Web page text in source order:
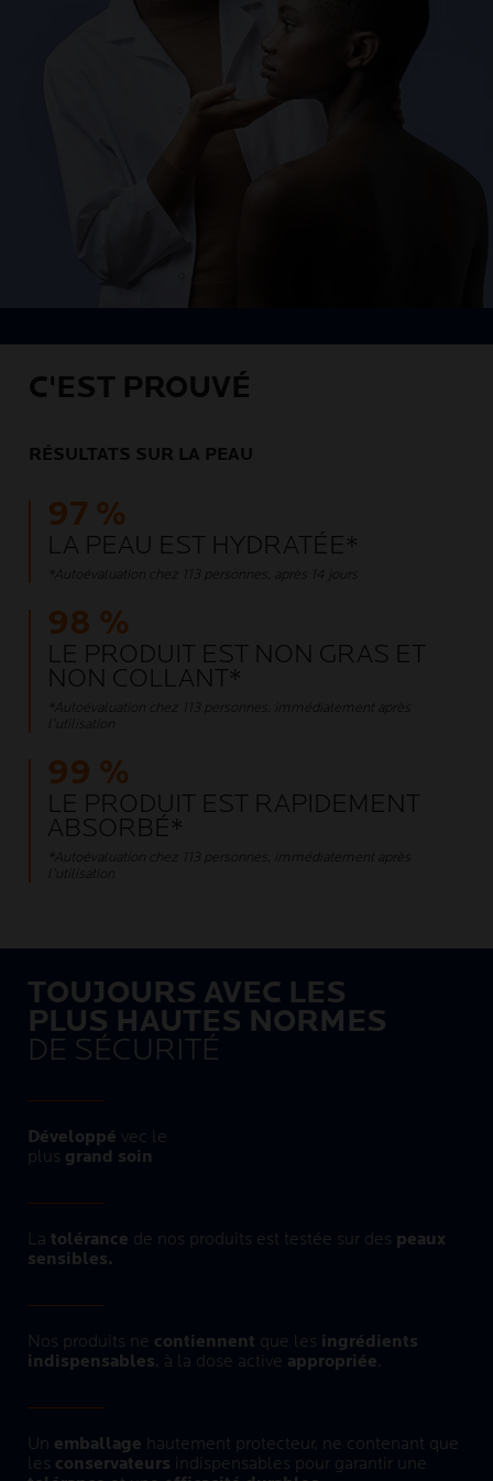
C'EST PROUVÉ
RÉSULTATS SUR LA PEAU
97 %
LA PEAU EST HYDRATÉE*
*Autoévaluation chez 113 personnes, après 14 jours
98 %
LE PRODUIT EST NON GRAS ET
NON COLLANT*
*Autoévaluation chez 113 personnes, immédiatement après
l’utilisation
99 %
LE PRODUIT EST RAPIDEMENT
ABSORBÉ*
*Autoévaluation chez 113 personnes, immédiatement après
l’utilisation
TOUJOURS AVEC LES
PLUS HAUTES NORMES
DE SÉCURITÉ ​
Développé vec le
plus grand soin​
La tolérance de nos produits est testée sur des peaux
sensibles.
Nos produits ne contiennent que les ingrédients
indispensables, à la dose active appropriée
Un emballage hautement protecteur, ne contenant que
les conservateurs indispensables pour garantir une